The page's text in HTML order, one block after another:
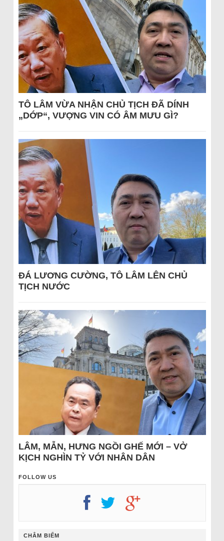
TÔ LÂM VỪA NHẬN CHỦ TỊCH ĐÃ DÍNH
„DỚP“, VƯỢNG VIN CÓ ÂM MƯU GÌ?
ĐÁ LƯƠNG CƯỜNG, TÔ LÂM LÊN CHỦ
TỊCH NƯỚC
LÂM, MẪN, HƯNG NGỒI GHẾ MỚI – VỞ
KỊCH NGHÌN TỶ VỚI NHÂN DÂN
FOLLOW US
CHÂM BIẾM